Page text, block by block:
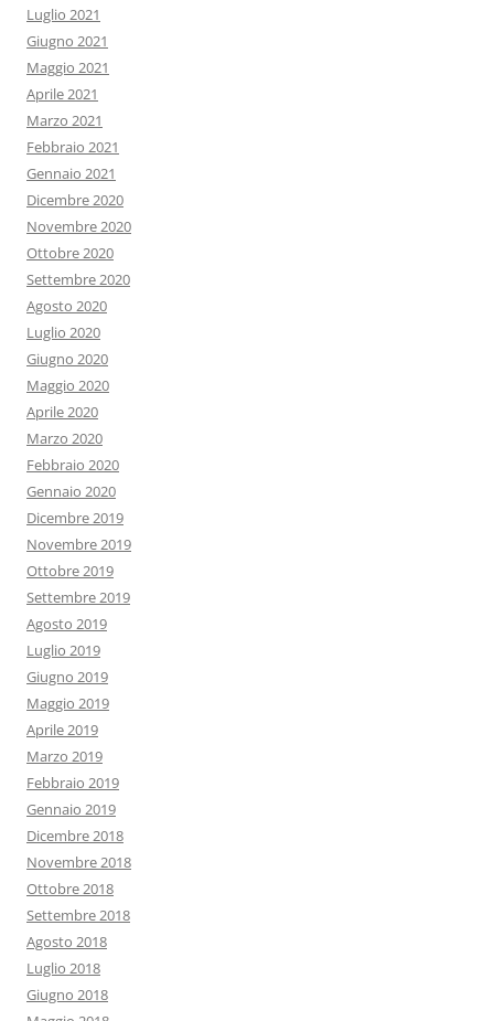
Luglio 2021
Giugno 2021
Maggio 2021
Aprile 2021
Marzo 2021
Febbraio 2021
Gennaio 2021
Dicembre 2020
Novembre 2020
Ottobre 2020
Settembre 2020
Agosto 2020
Luglio 2020
Giugno 2020
Maggio 2020
Aprile 2020
Marzo 2020
Febbraio 2020
Gennaio 2020
Dicembre 2019
Novembre 2019
Ottobre 2019
Settembre 2019
Agosto 2019
Luglio 2019
Giugno 2019
Maggio 2019
Aprile 2019
Marzo 2019
Febbraio 2019
Gennaio 2019
Dicembre 2018
Novembre 2018
Ottobre 2018
Settembre 2018
Agosto 2018
Luglio 2018
Giugno 2018